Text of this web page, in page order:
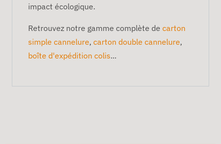
impact écologique.
Retrouvez notre gamme complète de carton
simple cannelure, carton double cannelure,
boîte d'expédition colis...